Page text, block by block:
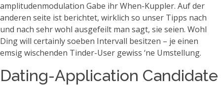
amplitudenmodulation Gabe ihr When-Kuppler. Auf der
anderen seite ist berichtet, wirklich so unser Tipps nach
und nach sehr wohl ausgefeilt man sagt, sie seien. Wohl
Ding will certainly soeben Intervall besitzen – je einen
emsig wischenden Tinder-User gewiss ‘ne Umstellung.
Dating-Application Candidate